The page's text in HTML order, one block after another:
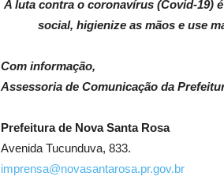
A luta contra o coronavírus (Covid-19)
social, higienize as mãos e use
Com informação,
Assessoria de Comunicação da
Prefeitura de Nova Santa Rosa
Avenida Tucunduva, 833.
imprensa@novasantarosa.pr.gov.br